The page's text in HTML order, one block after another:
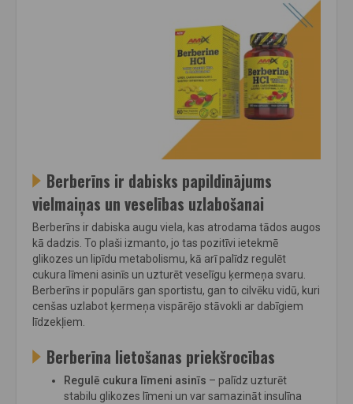
Berberīns ir dabisks papildinājums
vielmaiņas un veselības uzlabošanai
Berberīns ir dabiska augu viela, kas atrodama tādos augos
kā dadzis. To plaši izmanto, jo tas pozitīvi ietekmē
glikozes un lipīdu metabolismu, kā arī palīdz regulēt
cukura līmeni asinīs un uzturēt veselīgu ķermeņa svaru.
Berberīns ir populārs gan sportistu, gan to cilvēku vidū, kuri
cenšas uzlabot ķermeņa vispārējo stāvokli ar dabīgiem
līdzekļiem.
Berberīna lietošanas priekšrocības
Regulē cukura līmeni asinīs – palīdz uzturēt
stabilu glikozes līmeni un var samazināt insulīna